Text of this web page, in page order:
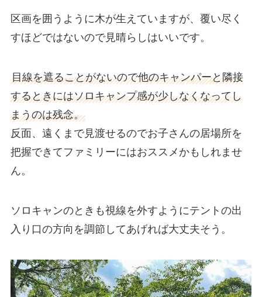
区画を囲うように木が生えていますが、覆い尽く
すほどではないので見晴らしはいいです。
目線を遮ることがないので他のキャンパーと隣接
するときにはソロキャンプ感が少しなくなってし
まうのは残念。
反面、遠くまで見渡せるのでお子さんの居場所を
把握できてファミリーにはおススメかもしれませ
ん。
ソロキャンのときも視線を外すようにテントの出
入り口の方向を調節してあげれば大丈夫そう。